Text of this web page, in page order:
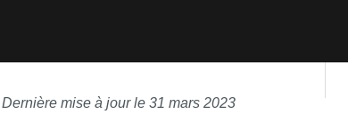
Dernière mise à jour le 31 mars 2023